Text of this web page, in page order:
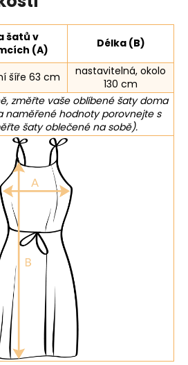
šatů v
(A)
Délka (B)
šíře 63 cm
nastavitelná, okolo
130 cm
změřte vaše oblíbené šaty doma
naměřené hodnoty porovnejte s
šaty oblečené na sobě).